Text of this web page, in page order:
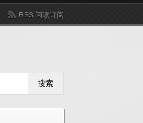
RSS 阅读订阅
搜索